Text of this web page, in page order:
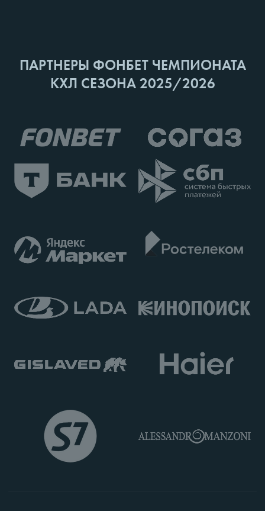
ПАРТНЕРЫ ФОНБЕТ ЧЕМПИОНАТА
КХЛ СЕЗОНА 2025/2026